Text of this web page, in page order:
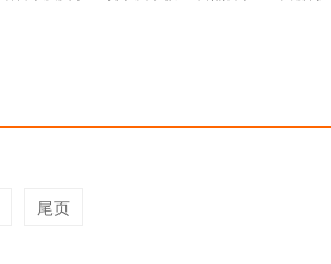
尾页